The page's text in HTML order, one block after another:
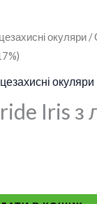
окуляри /
окуляри
Iris з